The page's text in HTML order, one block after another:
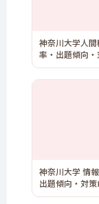
神奈川大学人
率・出題傾向
神奈川大学 情
出題傾向・対